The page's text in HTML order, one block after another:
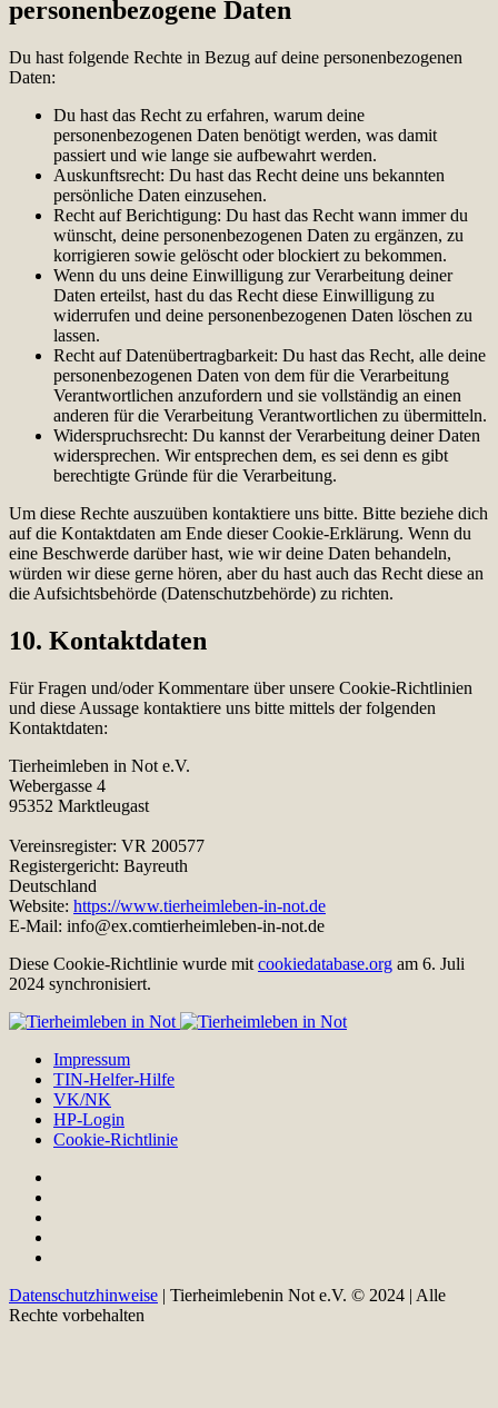
personenbezogene Daten
Du hast folgende Rechte in Bezug auf deine personenbezogenen
Daten:
Du hast das Recht zu erfahren, warum deine
personenbezogenen Daten benötigt werden, was damit
passiert und wie lange sie aufbewahrt werden.
Auskunftsrecht: Du hast das Recht deine uns bekannten
persönliche Daten einzusehen.
Recht auf Berichtigung: Du hast das Recht wann immer du
wünscht, deine personenbezogenen Daten zu ergänzen, zu
korrigieren sowie gelöscht oder blockiert zu bekommen.
Wenn du uns deine Einwilligung zur Verarbeitung deiner
Daten erteilst, hast du das Recht diese Einwilligung zu
widerrufen und deine personenbezogenen Daten löschen zu
lassen.
Recht auf Datenübertragbarkeit: Du hast das Recht, alle deine
personenbezogenen Daten von dem für die Verarbeitung
Verantwortlichen anzufordern und sie vollständig an einen
anderen für die Verarbeitung Verantwortlichen zu übermitteln.
Widerspruchsrecht: Du kannst der Verarbeitung deiner Daten
widersprechen. Wir entsprechen dem, es sei denn es gibt
berechtigte Gründe für die Verarbeitung.
Um diese Rechte auszuüben kontaktiere uns bitte. Bitte beziehe dich
auf die Kontaktdaten am Ende dieser Cookie-Erklärung. Wenn du
eine Beschwerde darüber hast, wie wir deine Daten behandeln,
würden wir diese gerne hören, aber du hast auch das Recht diese an
die Aufsichtsbehörde (Datenschutzbehörde) zu richten.
10. Kontaktdaten
Für Fragen und/oder Kommentare über unsere Cookie-Richtlinien
und diese Aussage kontaktiere uns bitte mittels der folgenden
Kontaktdaten:
Tierheimleben in Not e.V.
Webergasse 4
95352 Marktleugast
Vereinsregister: VR 200577
Registergericht: Bayreuth
Deutschland
Website: https://www.tierheimleben-in-not.de
E-Mail: info@ex.comtierheimleben-in-not.de
Diese Cookie-Richtlinie wurde mit cookiedatabase.org am 6. Juli
2024 synchronisiert.
Impressum
TIN-Helfer-Hilfe
VK/NK
HP-Login
Cookie-Richtlinie
Datenschutzhinweise | Tierheimlebenin Not e.V. © 2024 | Alle
Rechte vorbehalten